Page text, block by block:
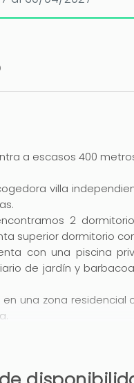
a escasos 400
villa
2
superior dormitorio
con una piscina
de jardín y
en una zona
como otros pueblos
arena dorada han